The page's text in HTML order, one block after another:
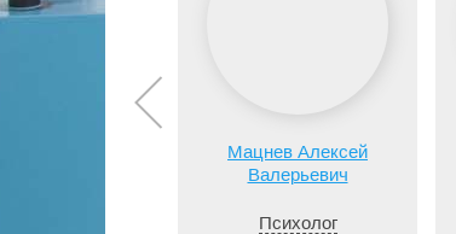
Мацнев Алексей
Валерьевич
Психолог